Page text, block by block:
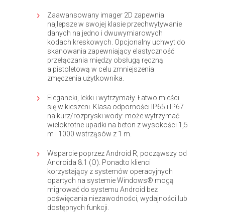
Zaawansowany imager 2D zapewnia
najlepsze w swojej klasie przechwytywanie
danych na jedno i dwuwymiarowych
kodach kreskowych. Opcjonalny uchwyt do
skanowania zapewniający elastyczność
przełączania między obsługą ręczną
a pistoletową w celu zmniejszenia
zmęczenia użytkownika.
Elegancki, lekki i wytrzymały. Łatwo mieści
się w kieszeni. Klasa odporności IP65 i IP67
na kurz/rozpryski wody: może wytrzymać
wielokrotne upadki na beton z wysokości 1,5
m i 1000 wstrząsów z 1 m.
Wsparcie poprzez Android R, począwszy od
Androida 8.1 (O). Ponadto klienci
korzystający z systemów operacyjnych
opartych na systemie Windows® mogą
migrować do systemu Android bez
poświęcania niezawodności, wydajności lub
dostępnych funkcji.